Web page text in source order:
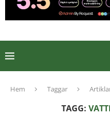
Hem Taggar
TAGG: